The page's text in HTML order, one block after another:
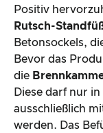
Positiv
Rutsch-
Betonsockels,
Bevor das
die
Diese darf nur in
ausschließlich
werden. Das